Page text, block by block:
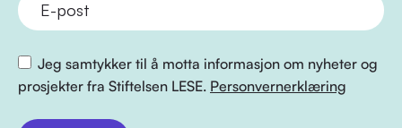
Jeg samtykker til å motta informasjon om nyheter og
prosjekter fra Stiftelsen LESE. Personvernerklæring